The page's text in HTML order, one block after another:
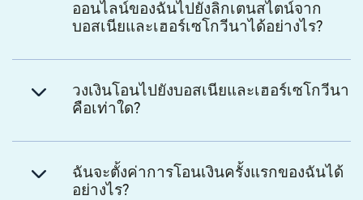
ออนไลน์ของฉันไปยังลิกเตนสไตน์จาก
บอสเนียและเฮอร์เซโกวีนาได้อย่างไร?
วงเงินโอนไปยังบอสเนียและเฮอร์เซโกวีนา
คือเท่าใด?
ฉันจะตั้งค่าการโอนเงินครั้งแรกของฉันได้
อย่างไร?